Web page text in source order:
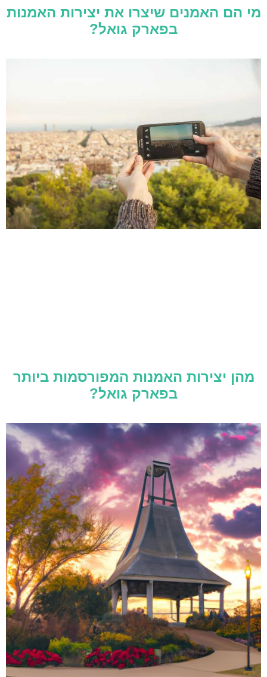
מי הם האמנים שיצרו את יצירות האמנות
בפארק גואל?
מהן יצירות האמנות המפורסמות ביותר
בפארק גואל?